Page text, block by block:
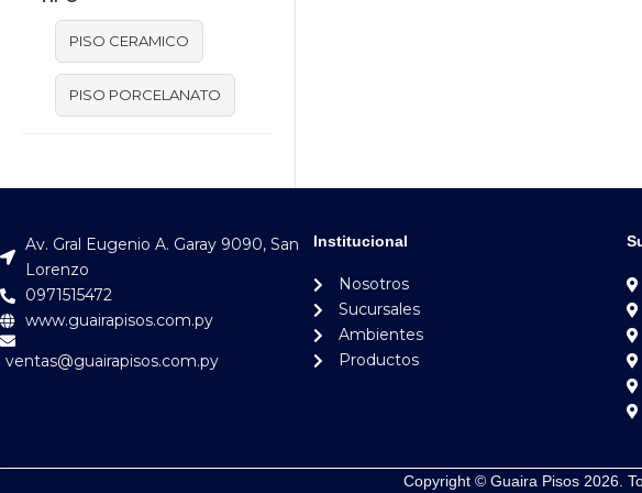
PISO CERAMICO
PISO PORCELANATO
Av. Gral Eugenio A. Garay 9090, San
Lorenzo
0971515472
www.guairapisos.com.py
ventas@guairapisos.com.py
Institucional
Nosotros
Sucursales
Ambientes
Productos
Copyright © Guaira Pisos 2026.